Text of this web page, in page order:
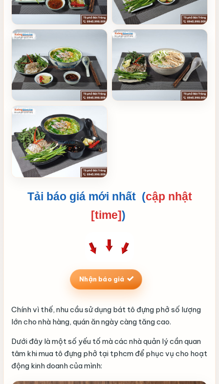
Tải báo giá mới nhất (cập nhật
[time])
Nhận báo giá
Chính vì thế, nhu cầu sử dụng bát tô đựng phở số lượng
lớn cho nhà hàng, quán ăn ngày càng tăng cao.
Dưới đây là một số yếu tố mà các nhà quản lý cần quan
tâm khi mua tô đựng phở tại tphcm để phục vụ cho hoạt
động kinh doanh của mình: